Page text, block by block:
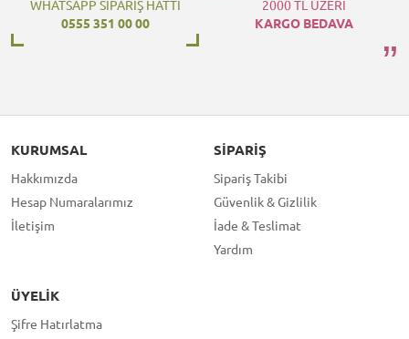
WHATSAPP SİPARİŞ HATTI
0555 351 00 00
2000 TL ÜZERİ
KARGO BEDAVA
KURUMSAL
Hakkımızda
Hesap Numaralarımız
İletişim
SIPARIŞ
Sipariş Takibi
Güvenlik & Gizlilik
İade & Teslimat
Yardım
ÜYELIK
Şifre Hatırlatma